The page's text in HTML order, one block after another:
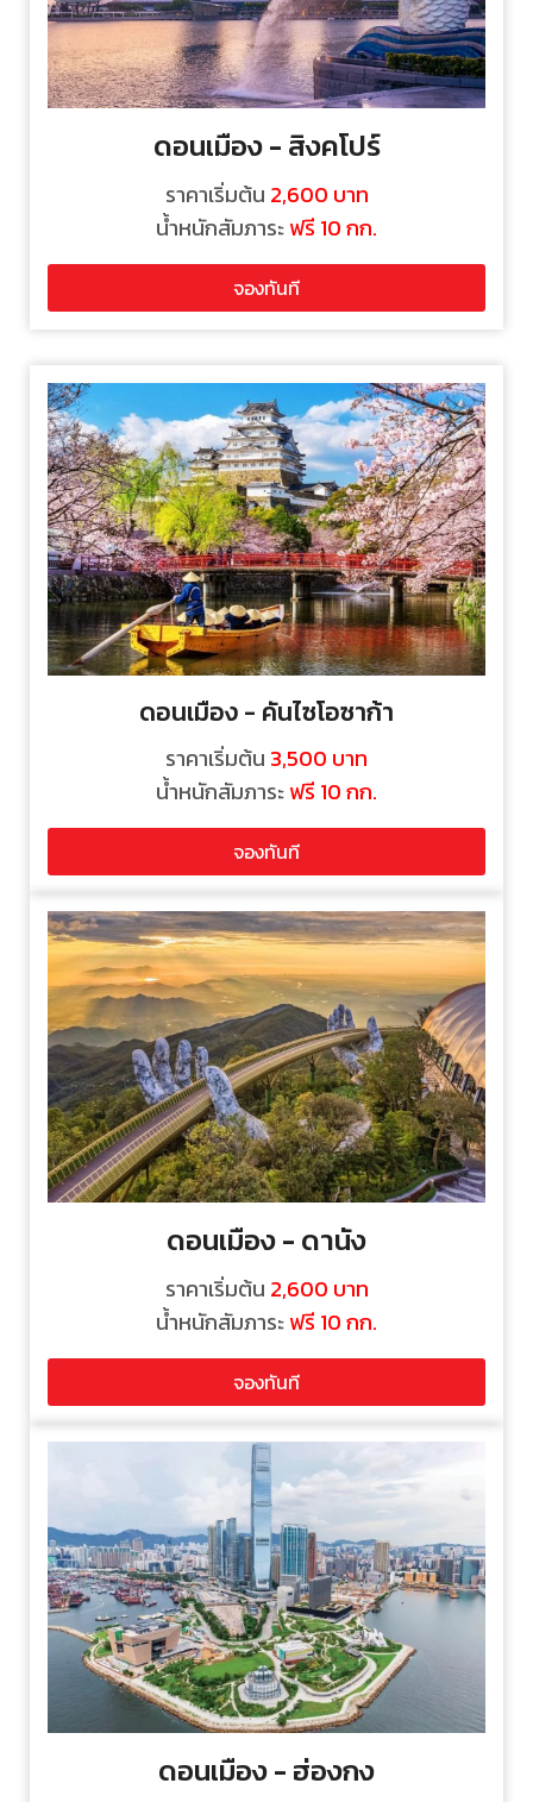
ดอนเมือง - สิงคโปร์
ราคาเริ่มต้น 2,600 บาท
น้ำหนักสัมภาระฟรี 10 กก.
จองทันที
ดอนเมือง - คันไซโอซาก้า
ราคาเริ่มต้น 3,500 บาท
น้ำหนักสัมภาระฟรี 10 กก.
จองทันที
ดอนเมือง - ดานัง
ราคาเริ่มต้น 2,600 บาท
น้ำหนักสัมภาระฟรี 10 กก.
จองทันที
ดอนเมือง - ฮ่องกง